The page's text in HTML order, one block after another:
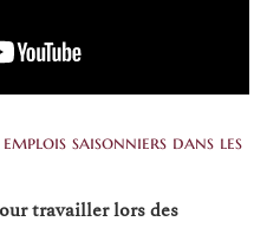
saisonniers dans les
travailler lors des